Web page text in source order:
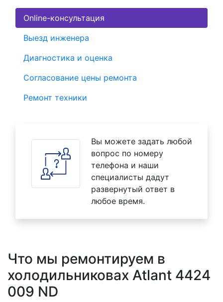
Online-консультация
Выезд инженера
Диагностика и оценка
Согласование цены ремонта
Ремонт техники
Вы можете задать любой
вопрос по номеру
телефона и наши
специалисты дадут
развернутый ответ в
любое время.
Что мы ремонтируем в
холодильниковах Atlant 4424
009 ND